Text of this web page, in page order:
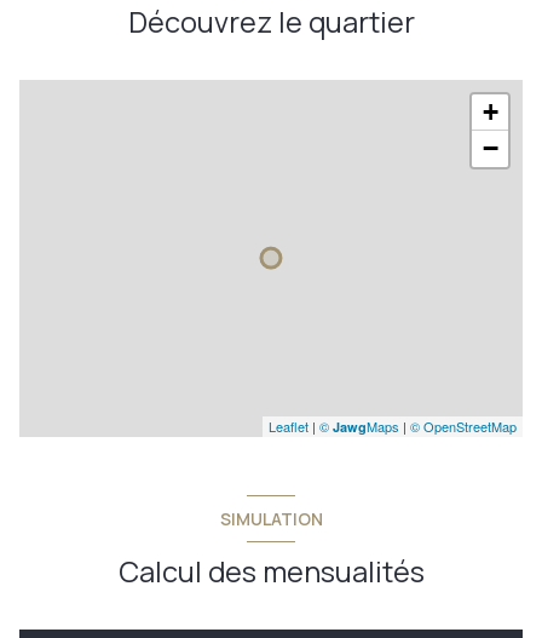
Découvrez le quartier
+
−
Leaflet | © JawgMaps | © OpenStreetMap
SIMULATION
Calcul des mensualités